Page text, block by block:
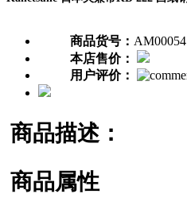
商品货号：
本店售价：
用户评价：
商品描述：
商品属性